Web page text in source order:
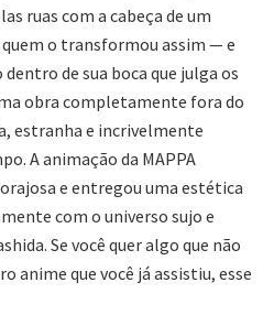
ruas com a cabeça de um
o transformou assim — e
de sua boca que julga os
obra completamente fora do
estranha e incrivelmente
A animação da MAPPA
e entregou uma estética
com o universo sujo e
Se você quer algo que não
anime que você já assistiu, esse